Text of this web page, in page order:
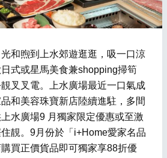
和煦到上水郊遊逛逛，吸一口涼
式或星馬美食兼shopping掃筍
叉叉電。上水廣場最近一口氣成
和美容珠寶新店陸續進駐，多間
水廣場9 月獨家限定優惠或至激
靚。9月份於「i+Home愛家名品
買正價貨品即可獨家享88折優